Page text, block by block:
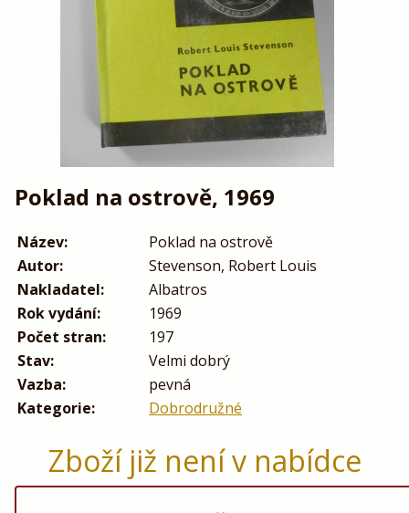
Poklad na ostrově, 1969
Název:
Poklad na ostrově
Autor:
Stevenson, Robert Louis
Nakladatel:
Albatros
Rok vydání:
1969
Počet stran:
197
Stav:
Velmi dobrý
Vazba:
pevná
Kategorie:
Dobrodružné
Zboží již není v nabídce